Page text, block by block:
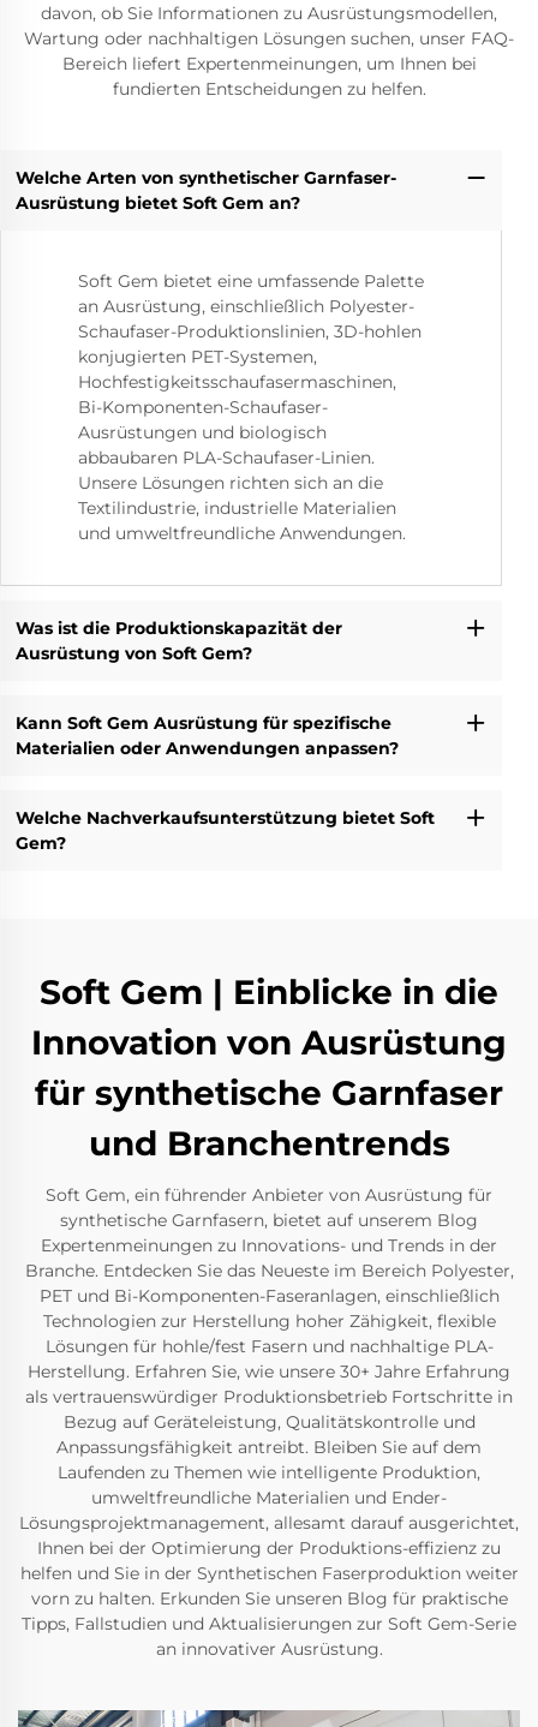
davon, ob Sie Informationen zu Ausrüstungsmodellen,
Wartung oder nachhaltigen Lösungen suchen, unser FAQ-
Bereich liefert Expertenmeinungen, um Ihnen bei
fundierten Entscheidungen zu helfen.
Welche Arten von synthetischer Garnfaser-
Ausrüstung bietet Soft Gem an?
Soft Gem bietet eine umfassende Palette
an Ausrüstung, einschließlich Polyester-
Schaufaser-Produktionslinien, 3D-hohlen
konjugierten PET-Systemen,
Hochfestigkeitsschaufasermaschinen,
Bi-Komponenten-Schaufaser-
Ausrüstungen und biologisch
abbaubaren PLA-Schaufaser-Linien.
Unsere Lösungen richten sich an die
Textilindustrie, industrielle Materialien
und umweltfreundliche Anwendungen.
Was ist die Produktionskapazität der
Ausrüstung von Soft Gem?
Kann Soft Gem Ausrüstung für spezifische
Materialien oder Anwendungen anpassen?
Welche Nachverkaufsunterstützung bietet Soft
Gem?
Soft Gem | Einblicke in die
Innovation von Ausrüstung
für synthetische Garnfaser
und Branchentrends
Soft Gem, ein führender Anbieter von Ausrüstung für
synthetische Garnfasern, bietet auf unserem Blog
Expertenmeinungen zu Innovations- und Trends in der
Branche. Entdecken Sie das Neueste im Bereich Polyester,
PET und Bi-Komponenten-Faseranlagen, einschließlich
Technologien zur Herstellung hoher Zähigkeit, flexible
Lösungen für hohle/fest Fasern und nachhaltige PLA-
Herstellung. Erfahren Sie, wie unsere 30+ Jahre Erfahrung
als vertrauenswürdiger Produktionsbetrieb Fortschritte in
Bezug auf Geräteleistung, Qualitätskontrolle und
Anpassungsfähigkeit antreibt. Bleiben Sie auf dem
Laufenden zu Themen wie intelligente Produktion,
umweltfreundliche Materialien und Ender-
Lösungsprojektmanagement, allesamt darauf ausgerichtet,
Ihnen bei der Optimierung der Produktions-effizienz zu
helfen und Sie in der Synthetischen Faserproduktion weiter
vorn zu halten. Erkunden Sie unseren Blog für praktische
Tipps, Fallstudien und Aktualisierungen zur Soft Gem-Serie
an innovativer Ausrüstung.